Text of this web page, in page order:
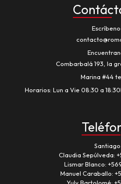
Combarbalá 193, la
Marina #44
Horarios: Lun a Vie 08:30 a
Santiago
Claudia Sepúlveda:
Lismar Blanco:
Manuel Caraballo: